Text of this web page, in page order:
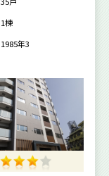
1棟
1985年3